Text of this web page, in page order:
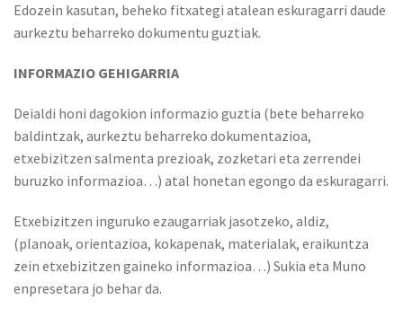
Edozein kasutan, beheko fitxategi atalean eskuragarri daude
aurkeztu beharreko dokumentu guztiak.
INFORMAZIO GEHIGARRIA
Deialdi honi dagokion informazio guztia (bete beharreko
baldintzak, aurkeztu beharreko dokumentazioa,
etxebizitzen salmenta prezioak, zozketari eta zerrendei
buruzko informazioa…) atal honetan egongo da eskuragarri.
Etxebizitzen inguruko ezaugarriak jasotzeko, aldiz,
(planoak, orientazioa, kokapenak, materialak, eraikuntza
zein etxebizitzen gaineko informazioa…) Sukia eta Muno
enpresetara jo behar da.